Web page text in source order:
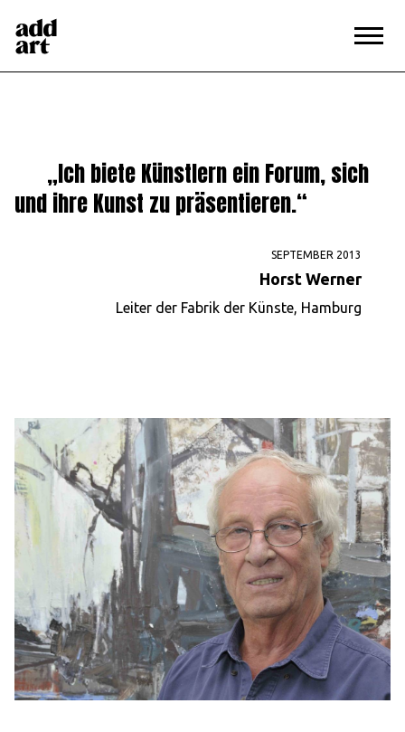
Magazin
„Ich biete Künstlern ein Forum, sich
und ihre Kunst zu präsentieren.“
SEPTEMBER 2013
Horst Werner
Leiter der Fabrik der Künste, Hamburg